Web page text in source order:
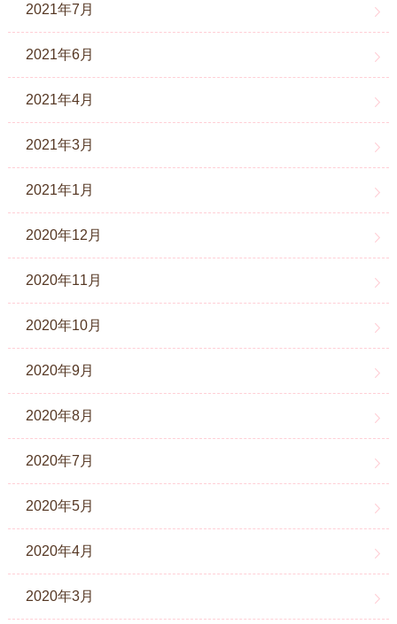
2021年7月
2021年6月
2021年4月
2021年3月
2021年1月
2020年12月
2020年11月
2020年10月
2020年9月
2020年8月
2020年7月
2020年5月
2020年4月
2020年3月